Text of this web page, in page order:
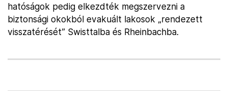
hatóságok pedig elkezdték megszervezni a
biztonsági okokból evakuált lakosok „rendezett
visszatérését” Swisttalba és Rheinbachba.